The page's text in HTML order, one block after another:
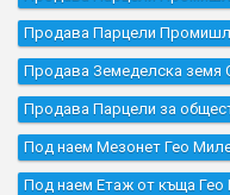
Продава Парцели
Продава Земеделска земя
Продава Парцели за
Под наем Мезонет Гео
Под наем Етаж от къща Гео